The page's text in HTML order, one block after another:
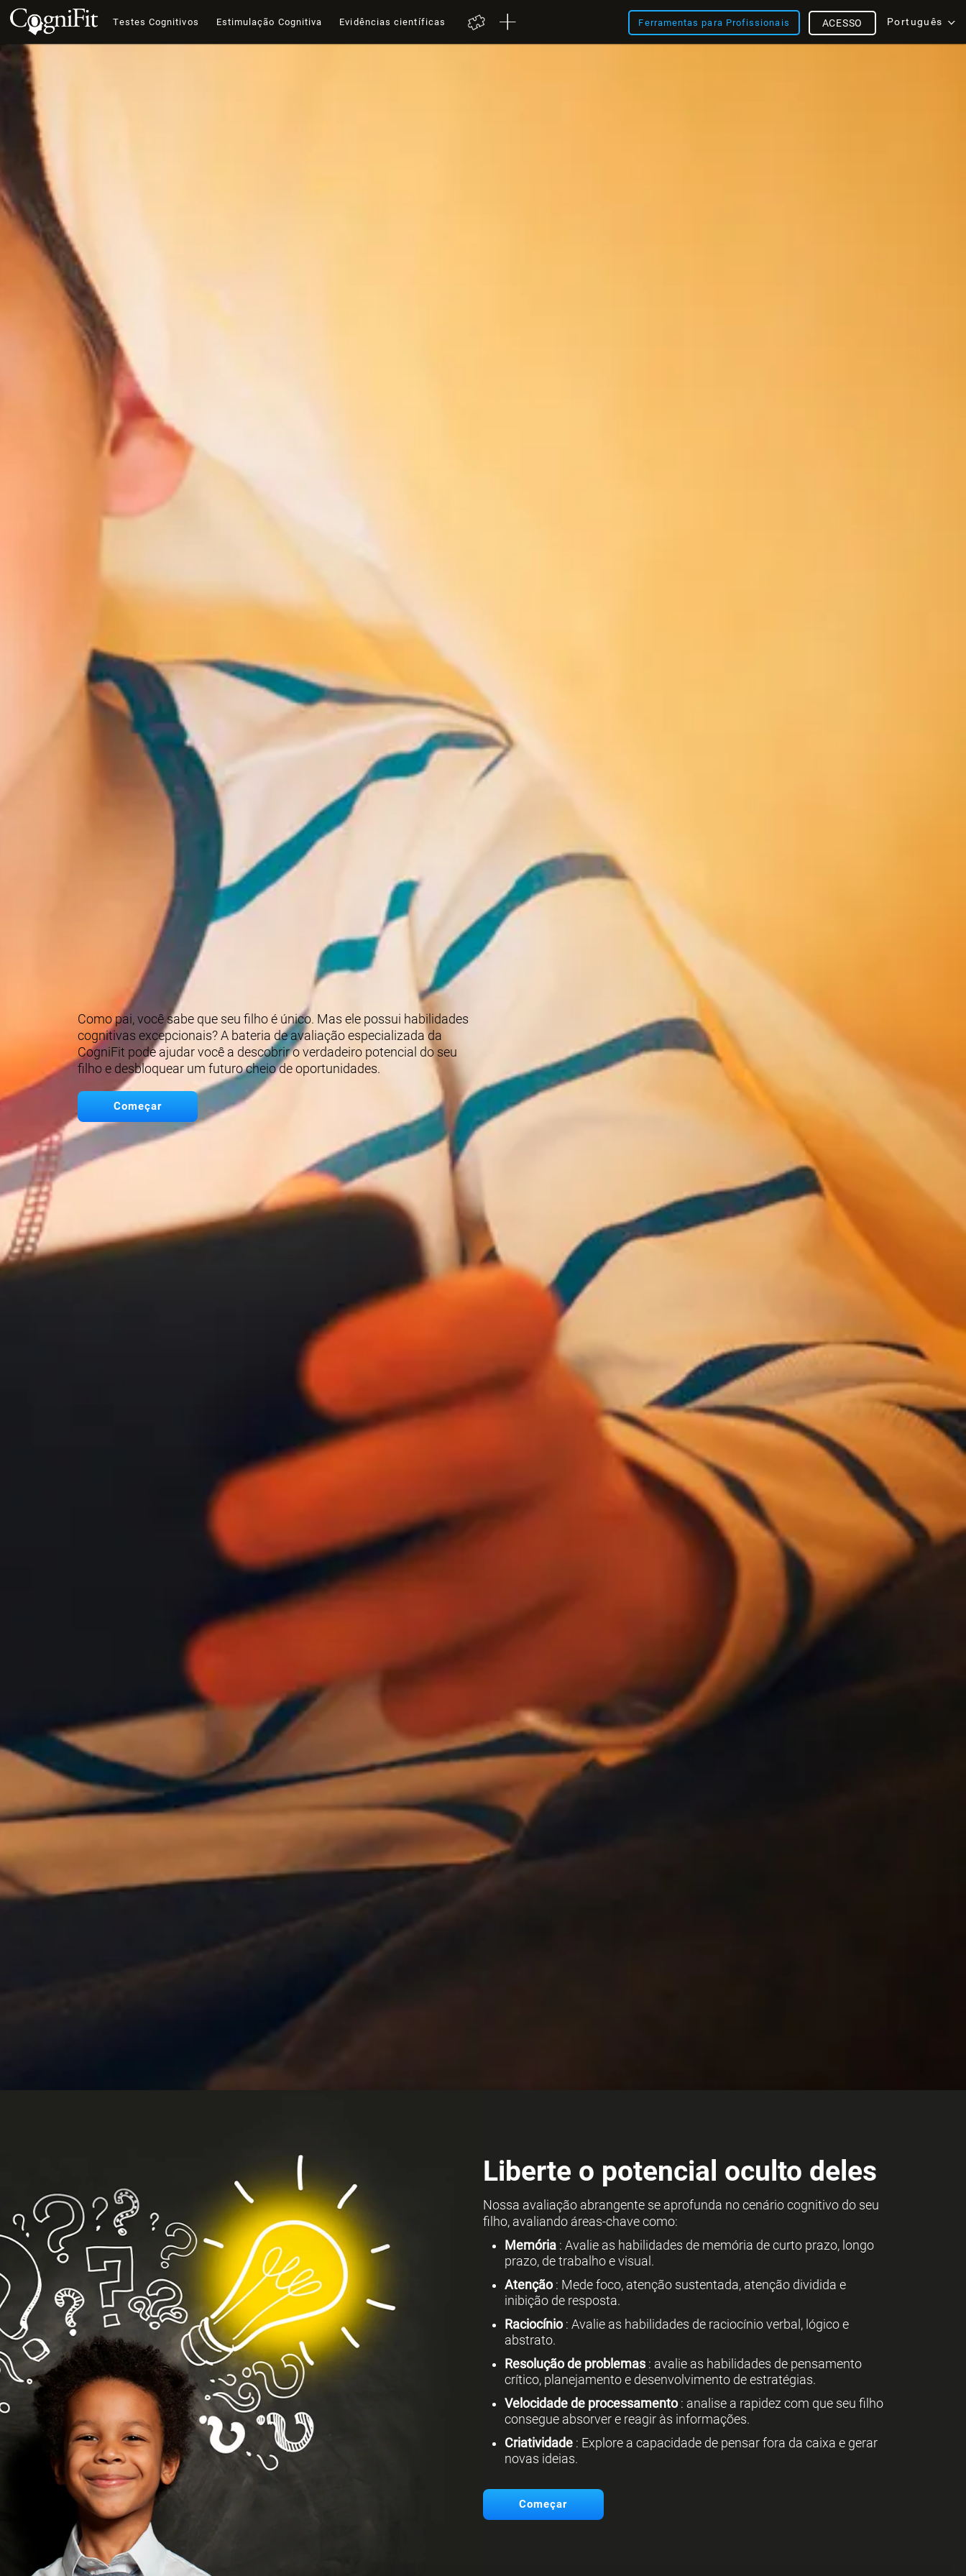
Testes Cognitivos Estimulação Cognitiva Evidências científicas Ferramentas para Profissionais Português
ACESSO
Como pai, você sabe que seu filho é único. Mas ele possui habilidades
cognitivas excepcionais? A bateria de avaliação especializada da
CogniFit pode ajudar você a descobrir o verdadeiro potencial do seu
filho e desbloquear um futuro cheio de oportunidades.
Começar
Liberte o potencial oculto deles
Nossa avaliação abrangente se aprofunda no cenário cognitivo do seu
filho, avaliando áreas-chave como:
Memória : Avalie as habilidades de memória de curto prazo, longo
prazo, de trabalho e visual.
Atenção: Mede foco, atenção sustentada, atenção dividida e
inibição de resposta.
Raciocínio: Avalie as habilidades de raciocínio verbal, lógico e
abstrato.
Resolução de problemas : avalie as habilidades de pensamento
crítico, planejamento e desenvolvimento de estratégias.
Velocidade de processamento: analise a rapidez com que seu filho
consegue absorver e reagir às informações.
Criatividade : Explore a capacidade de pensar fora da caixa e gerar
novas ideias.
Começar